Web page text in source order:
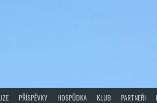
PŘÍSPĚVKY HOSPŮDKA KLUB PARTNEŘI